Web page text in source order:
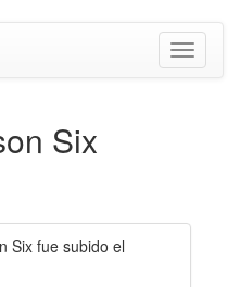
Toggle
Six
Six fue subido el